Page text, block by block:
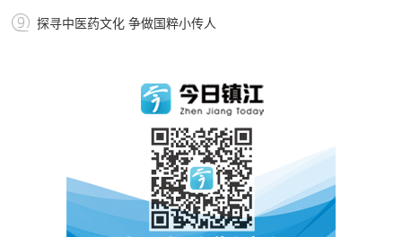
探寻中医药文化 争做国粹小传人